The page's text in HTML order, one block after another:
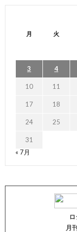
月 火
3 4
10 11
17 18
24 25
31
« 7月
月